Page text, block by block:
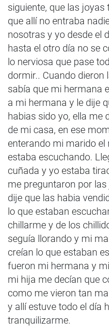
siguiente, que las joyas
que allí no entraba
nosotras y yo desde el
hasta el otro día no se
lo nerviosa que pase
dormir.. Cuando dieron
sabía que mi hermana
a mi hermana y le dije
habias sido yo, ella me
de mi casa, en ese
enterando mi marido el
estaba escuchando.
cuñada y yo estaba
me preguntaron por
dije que las habia
lo que estaban
chillarme y de los
seguía llorando y mi
creían lo que estaban
fueron mi hermana y
mi hija me decían que
como me vieron tan
y allí estuve todo el día
tranquilizarme.